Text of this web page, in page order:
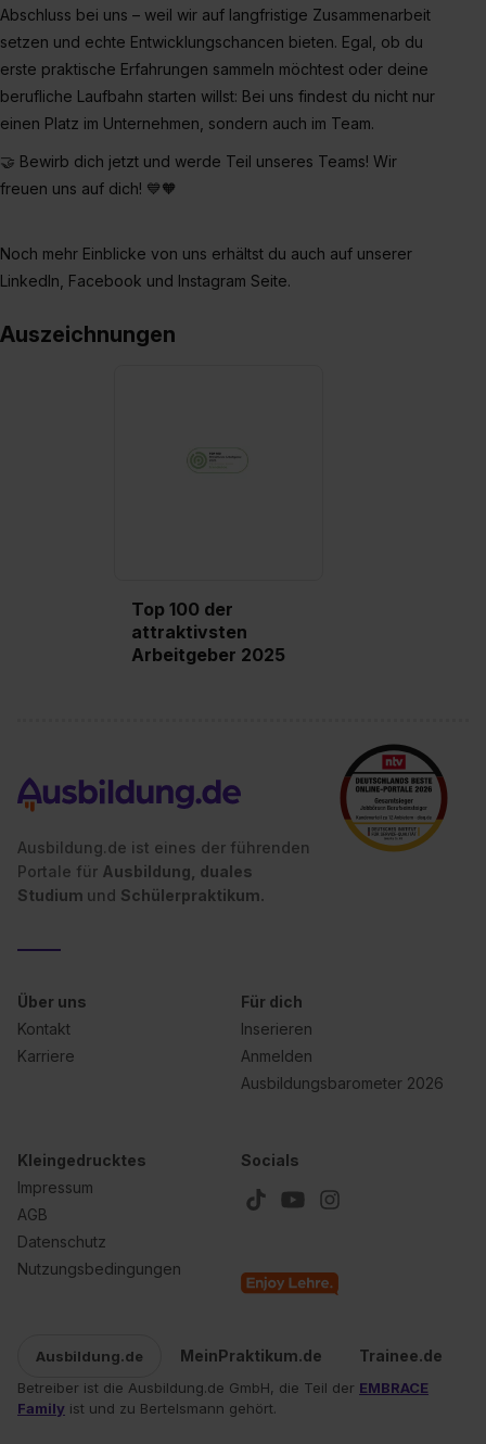
Abschluss bei uns – weil wir auf langfristige Zusammenarbeit
setzen und echte Entwicklungschancen bieten. Egal, ob du
erste praktische Erfahrungen sammeln möchtest oder deine
berufliche Laufbahn starten willst: Bei uns findest du nicht nur
einen Platz im Unternehmen, sondern auch im Team.
🤝 Bewirb dich jetzt und werde Teil unseres Teams! Wir
freuen uns auf dich! 💙🧡
Noch mehr Einblicke von uns erhältst du auch auf unserer
LinkedIn, Facebook und Instagram Seite.
Auszeichnungen
Top 100 der
attraktivsten
Arbeitgeber 2025
Ausbildung.de ist eines der führenden
Portale für Ausbildung, duales
Studium und Schülerpraktikum.
Über uns
Kontakt
Karriere
Für dich
Inserieren
Anmelden
Ausbildungsbarometer 2026
Kleingedrucktes
Impressum
AGB
Datenschutz
Nutzungsbedingungen
Socials
Ausbildung.de MeinPraktikum.de Trainee.de
Betreiber ist die Ausbildung.de GmbH, die Teil der EMBRACE
Family ist und zu Bertelsmann gehört.